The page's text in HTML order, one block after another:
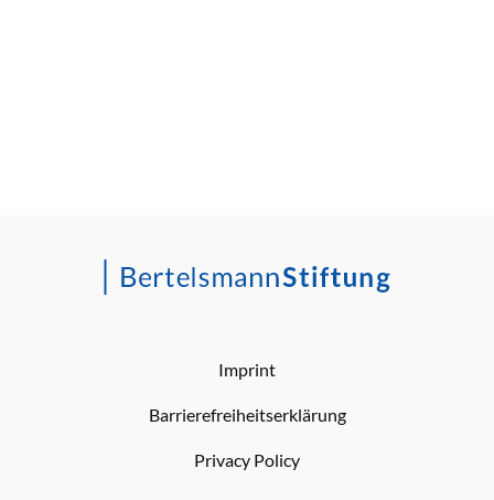
Imprint
Barrierefreiheitserklärung
Privacy Policy